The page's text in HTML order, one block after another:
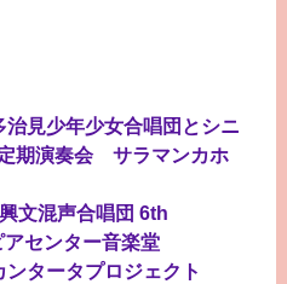
見少年少女合唱団とシニ
期演奏会 サラマンカホ
文混声合唱団 6th
センター音楽堂
タータプロジェクト